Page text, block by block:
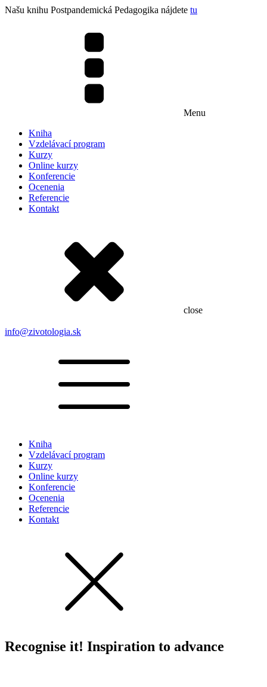
Našu knihu Postpandemická Pedagogika nájdete tu
Menu
Kniha
Vzdelávací program
Kurzy
Online kurzy
Konferencie
Ocenenia
Referencie
Kontakt
close
info@zivotologia.sk
Kniha
Vzdelávací program
Kurzy
Online kurzy
Konferencie
Ocenenia
Referencie
Kontakt
Recognise it! Inspiration to advance